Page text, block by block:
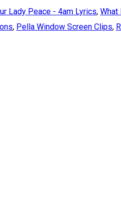
Lady Peace - 4am Lyrics, What
, Pella Window Screen Clips,